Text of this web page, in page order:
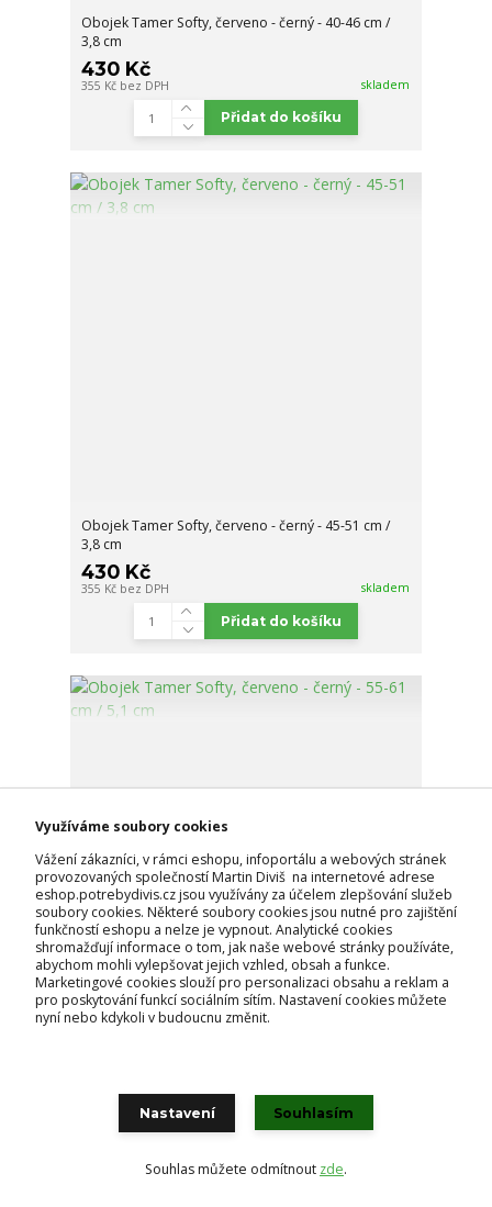
Obojek Tamer Softy, červeno - černý - 40-46 cm /
3,8 cm
430 Kč
355 Kč bez DPH skladem
Přidat do košíku
Obojek Tamer Softy, červeno - černý - 45-51 cm /
3,8 cm
430 Kč
355 Kč bez DPH skladem
Přidat do košíku
Obojek Tamer Softy, červeno - černý - 55-61 cm /
508 Kčbez DPH
Využíváme soubory cookies
Vážení zákazníci, v rámci eshopu, infoportálu a webových stránek
provozovaných společností Martin Diviš na internetové adrese
eshop.potrebydivis.cz jsou využívány za účelem zlepšování služeb
soubory cookies. Některé soubory cookies jsou nutné pro zajištění
funkčností eshopu a nelze je vypnout. Analytické cookies
shromažďují informace o tom, jak naše webové stránky používáte,
abychom mohli vylepšovat jejich vzhled, obsah a funkce.
Marketingové cookies slouží pro personalizaci obsahu a reklam a
pro poskytování funkcí sociálním sítím. Nastavení cookies můžete
nyní nebo kdykoli v budoucnu změnit.
Nastavení Souhlasím
Souhlas můžete odmítnout zde.